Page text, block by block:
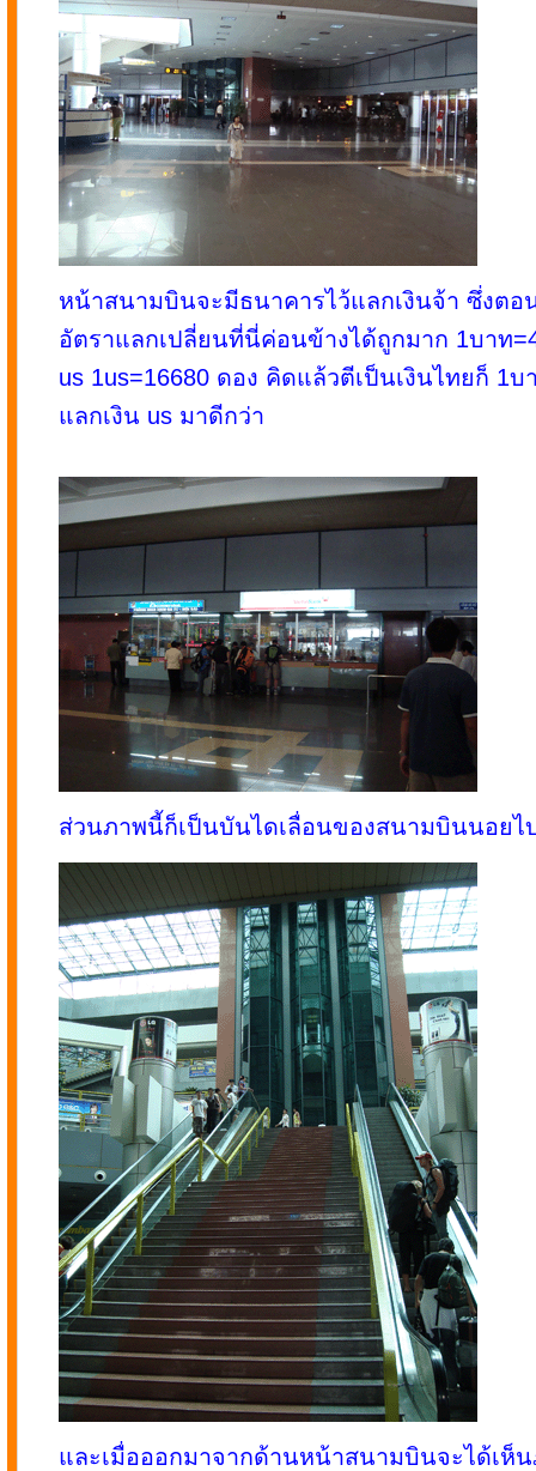
หน้าสนามบินจะมีธนาคารไว้แลกเงินจ้า ซึ่งต
อัตราแลกเปลี่ยนที่นี่ค่อนข้างได้ถูกมาก 1บาท
us 1us=16680 ดอง คิดแล้วตีเป็นเงินไทยก็ 1
แลกเงิน us มาดีกว่า
ส่วนภาพนี้ก็เป็นบันไดเลื่อนของสนามบินนอยไ
และเมื่อออกมาจากด้านหน้าสนามบินจะได้เห็